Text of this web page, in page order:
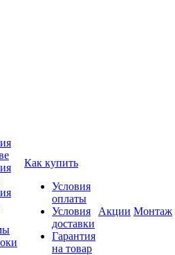
Как купить
Условия
оплаты
Условия
доставки
Гарантия
на товар
Акции Монтаж